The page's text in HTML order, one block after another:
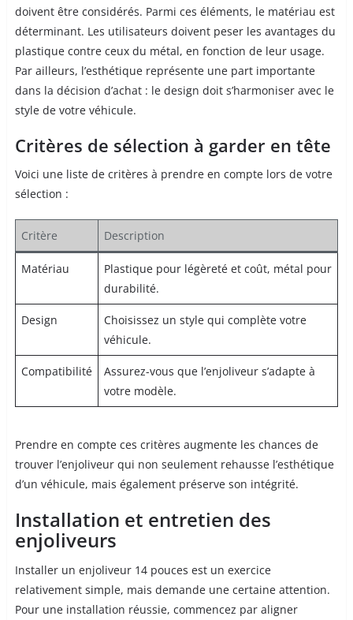
doivent être considérés. Parmi ces éléments, le matériau est
déterminant. Les utilisateurs doivent peser les avantages du
plastique contre ceux du métal, en fonction de leur usage.
Par ailleurs, l’esthétique représente une part importante
dans la décision d’achat : le design doit s’harmoniser avec le
style de votre véhicule.
Critères de sélection à garder en tête
Voici une liste de critères à prendre en compte lors de votre
sélection :
Critère Description
Matériau
Plastique pour légèreté et coût, métal pour
durabilité.
Design
Choisissez un style qui complète votre
véhicule.
Compatibilité
Assurez-vous que l’enjoliveur s’adapte à
votre modèle.
Prendre en compte ces critères augmente les chances de
trouver l’enjoliveur qui non seulement rehausse l’esthétique
d’un véhicule, mais également préserve son intégrité.
Installation et entretien des
enjoliveurs
Installer un enjoliveur 14 pouces est un exercice
relativement simple, mais demande une certaine attention.
Pour une installation réussie, commencez par aligner